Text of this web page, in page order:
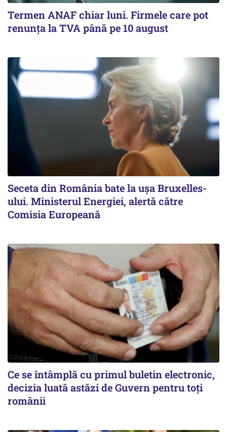
Termen ANAF chiar luni. Firmele care pot
renunța la TVA până pe 10 august
Seceta din România bate la ușa Bruxelles-
ului. Ministerul Energiei, alertă către
Comisia Europeană
Ce se întâmplă cu primul buletin electronic,
decizia luată astăzi de Guvern pentru toți
românii